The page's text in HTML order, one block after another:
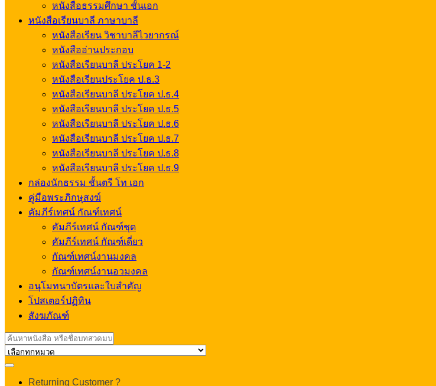
หนังสือธรรมศึกษา ชั้นเอก
หนังสือเรียนบาลี ภาษาบาลี
หนังสือเรียน วิชาบาลีไวยากรณ์
หนังสืออ่านประกอบ
หนังสือเรียนบาลี ประโยค 1-2
หนังสือเรียนประโยค ป.ธ.3
หนังสือเรียนบาลี ประโยค ป.ธ.4
หนังสือเรียนบาลี ประโยค ป.ธ.5
หนังสือเรียนบาลี ประโยค ป.ธ.6
หนังสือเรียนบาลี ประโยค ป.ธ.7
หนังสือเรียนบาลี ประโยค ป.ธ.8
หนังสือเรียนบาลี ประโยค ป.ธ.9
กล่องนักธรรม ชั้นตรี โท เอก
คู่มือพระภิกษุสงฆ์
คัมภีร์เทศน์ กัณฑ์เทศน์
คัมภีร์เทศน์ กัณฑ์ชุด
คัมภีร์เทศน์ กัณฑ์เดี่ยว
กัณฑ์เทศน์งานมงคล
กัณฑ์เทศน์งานอวมงคล
อนุโมทนาบัตรและใบสำคัญ
โปสเตอร์ปฏิทิน
สังฆภัณฑ์
Search
for:
Returning Customer ?